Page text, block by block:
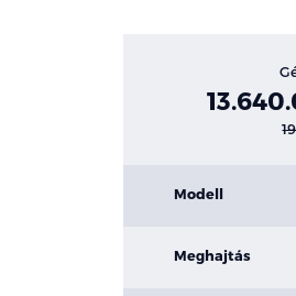
Modell
Meghajtás